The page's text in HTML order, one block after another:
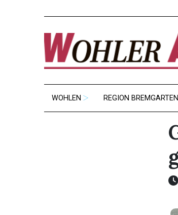
WOHLEN REGION BREMGARTEN